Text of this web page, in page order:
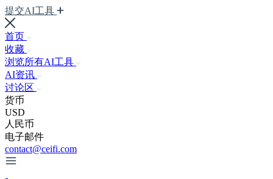
提交AI工具
首页
收藏
浏览所有AI工具
AI资讯
讨论区
货币
USD
人民币
电子邮件
contact@ceifi.com